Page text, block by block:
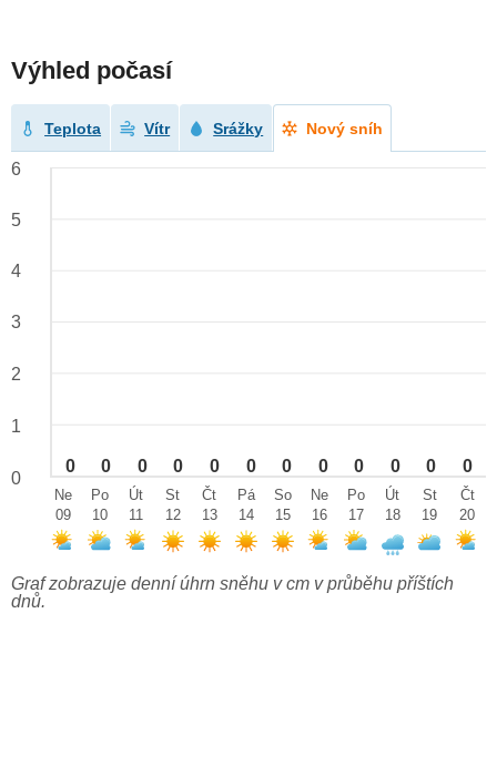
Výhled počasí
Teplota Vítr Srážky Nový sníh
0 0 0 0 0 0 0 0 0 0 0 0
6
5
4
3
2
1
0
Ne
09
Po
10
Út
11
St
12
Čt
13
Pá
14
So
15
Ne
16
Po
17
Út
18
St
19
Čt
20
Graf zobrazuje denní úhrn sněhu v cm v průběhu příštích
dnů.